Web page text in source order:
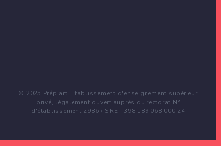
© 2025 Prép'art. Etablissement d'enseignement supérieur
privé, légalement ouvert auprès du rectorat N°
d'établissement 2986 / SIRET 398 189 068 000 24